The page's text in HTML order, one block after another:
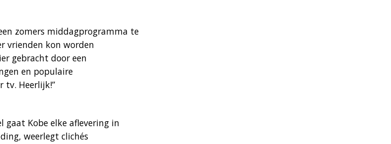
zomers middagprogramma te
vrienden kon worden
gebracht door een
en populaire
tv. Heerlijk!”
gaat Kobe elke aflevering in
weerlegt clichés